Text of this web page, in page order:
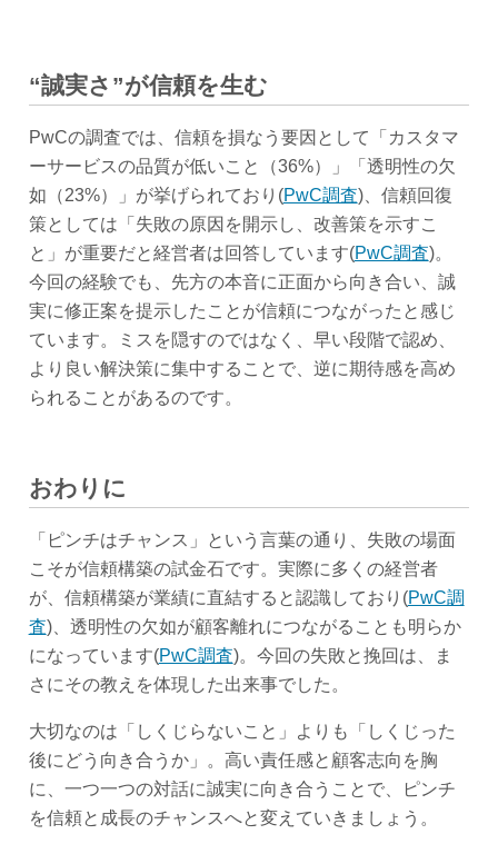
“誠実さ”が信頼を生む
PwCの調査では、信頼を損なう要因として「カスタマ
ーサービスの品質が低いこと（36%）」「透明性の欠
如（23%）」が挙げられており(PwC調査)、信頼回復
策としては「失敗の原因を開示し、改善策を示すこ
と」が重要だと経営者は回答しています(PwC調査)。
今回の経験でも、先方の本音に正面から向き合い、誠
実に修正案を提示したことが信頼につながったと感じ
ています。ミスを隠すのではなく、早い段階で認め、
より良い解決策に集中することで、逆に期待感を高め
られることがあるのです。
おわりに
「ピンチはチャンス」という言葉の通り、失敗の場面
こそが信頼構築の試金石です。実際に多くの経営者
が、信頼構築が業績に直結すると認識しており(PwC調
査)、透明性の欠如が顧客離れにつながることも明らか
になっています(PwC調査)。今回の失敗と挽回は、ま
さにその教えを体現した出来事でした。
大切なのは「しくじらないこと」よりも「しくじった
後にどう向き合うか」。高い責任感と顧客志向を胸
に、一つ一つの対話に誠実に向き合うことで、ピンチ
を信頼と成長のチャンスへと変えていきましょう。